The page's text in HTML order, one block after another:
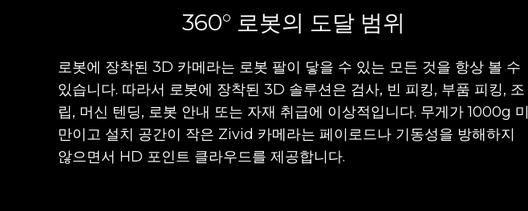
360° 로봇의 도달 범위
로봇에 장착된 3D 카메라는 로봇 팔이 닿을 수 있는 모든 것을 항상 볼 수
있습니다. 따라서 로봇에 장착된 3D 솔루션은 검사, 빈 피킹, 부품 피킹, 조
립, 머신 텐딩, 로봇 안내 또는 자재 취급에 이상적입니다. 무게가 1000g 미
만이고 설치 공간이 작은 Zivid 카메라는 페이로드나 기동성을 방해하지
않으면서 HD 포인트 클라우드를 제공합니다.